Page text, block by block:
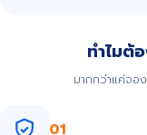
ทำไมต้
มากกว่าแค่จ
01